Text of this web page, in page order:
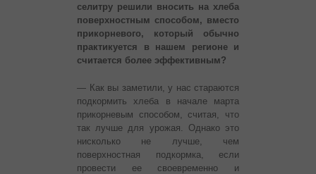
селитру решили вносить на хлеба
поверхностным способом, вместо
прикорневого, который обычно
практикуется в нашем регионе и
считается более эффективным?
— Как вы заметили, у нас стараются
подкормить хлеба в начале марта
прикорневым способом, считая, что
так лучше для урожая. Однако это
нисколько не лучше, чем
поверхностная подкормка, если
провести ее своевременно и